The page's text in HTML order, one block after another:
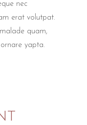
nec
erat volutpat.
quam,
yapta.